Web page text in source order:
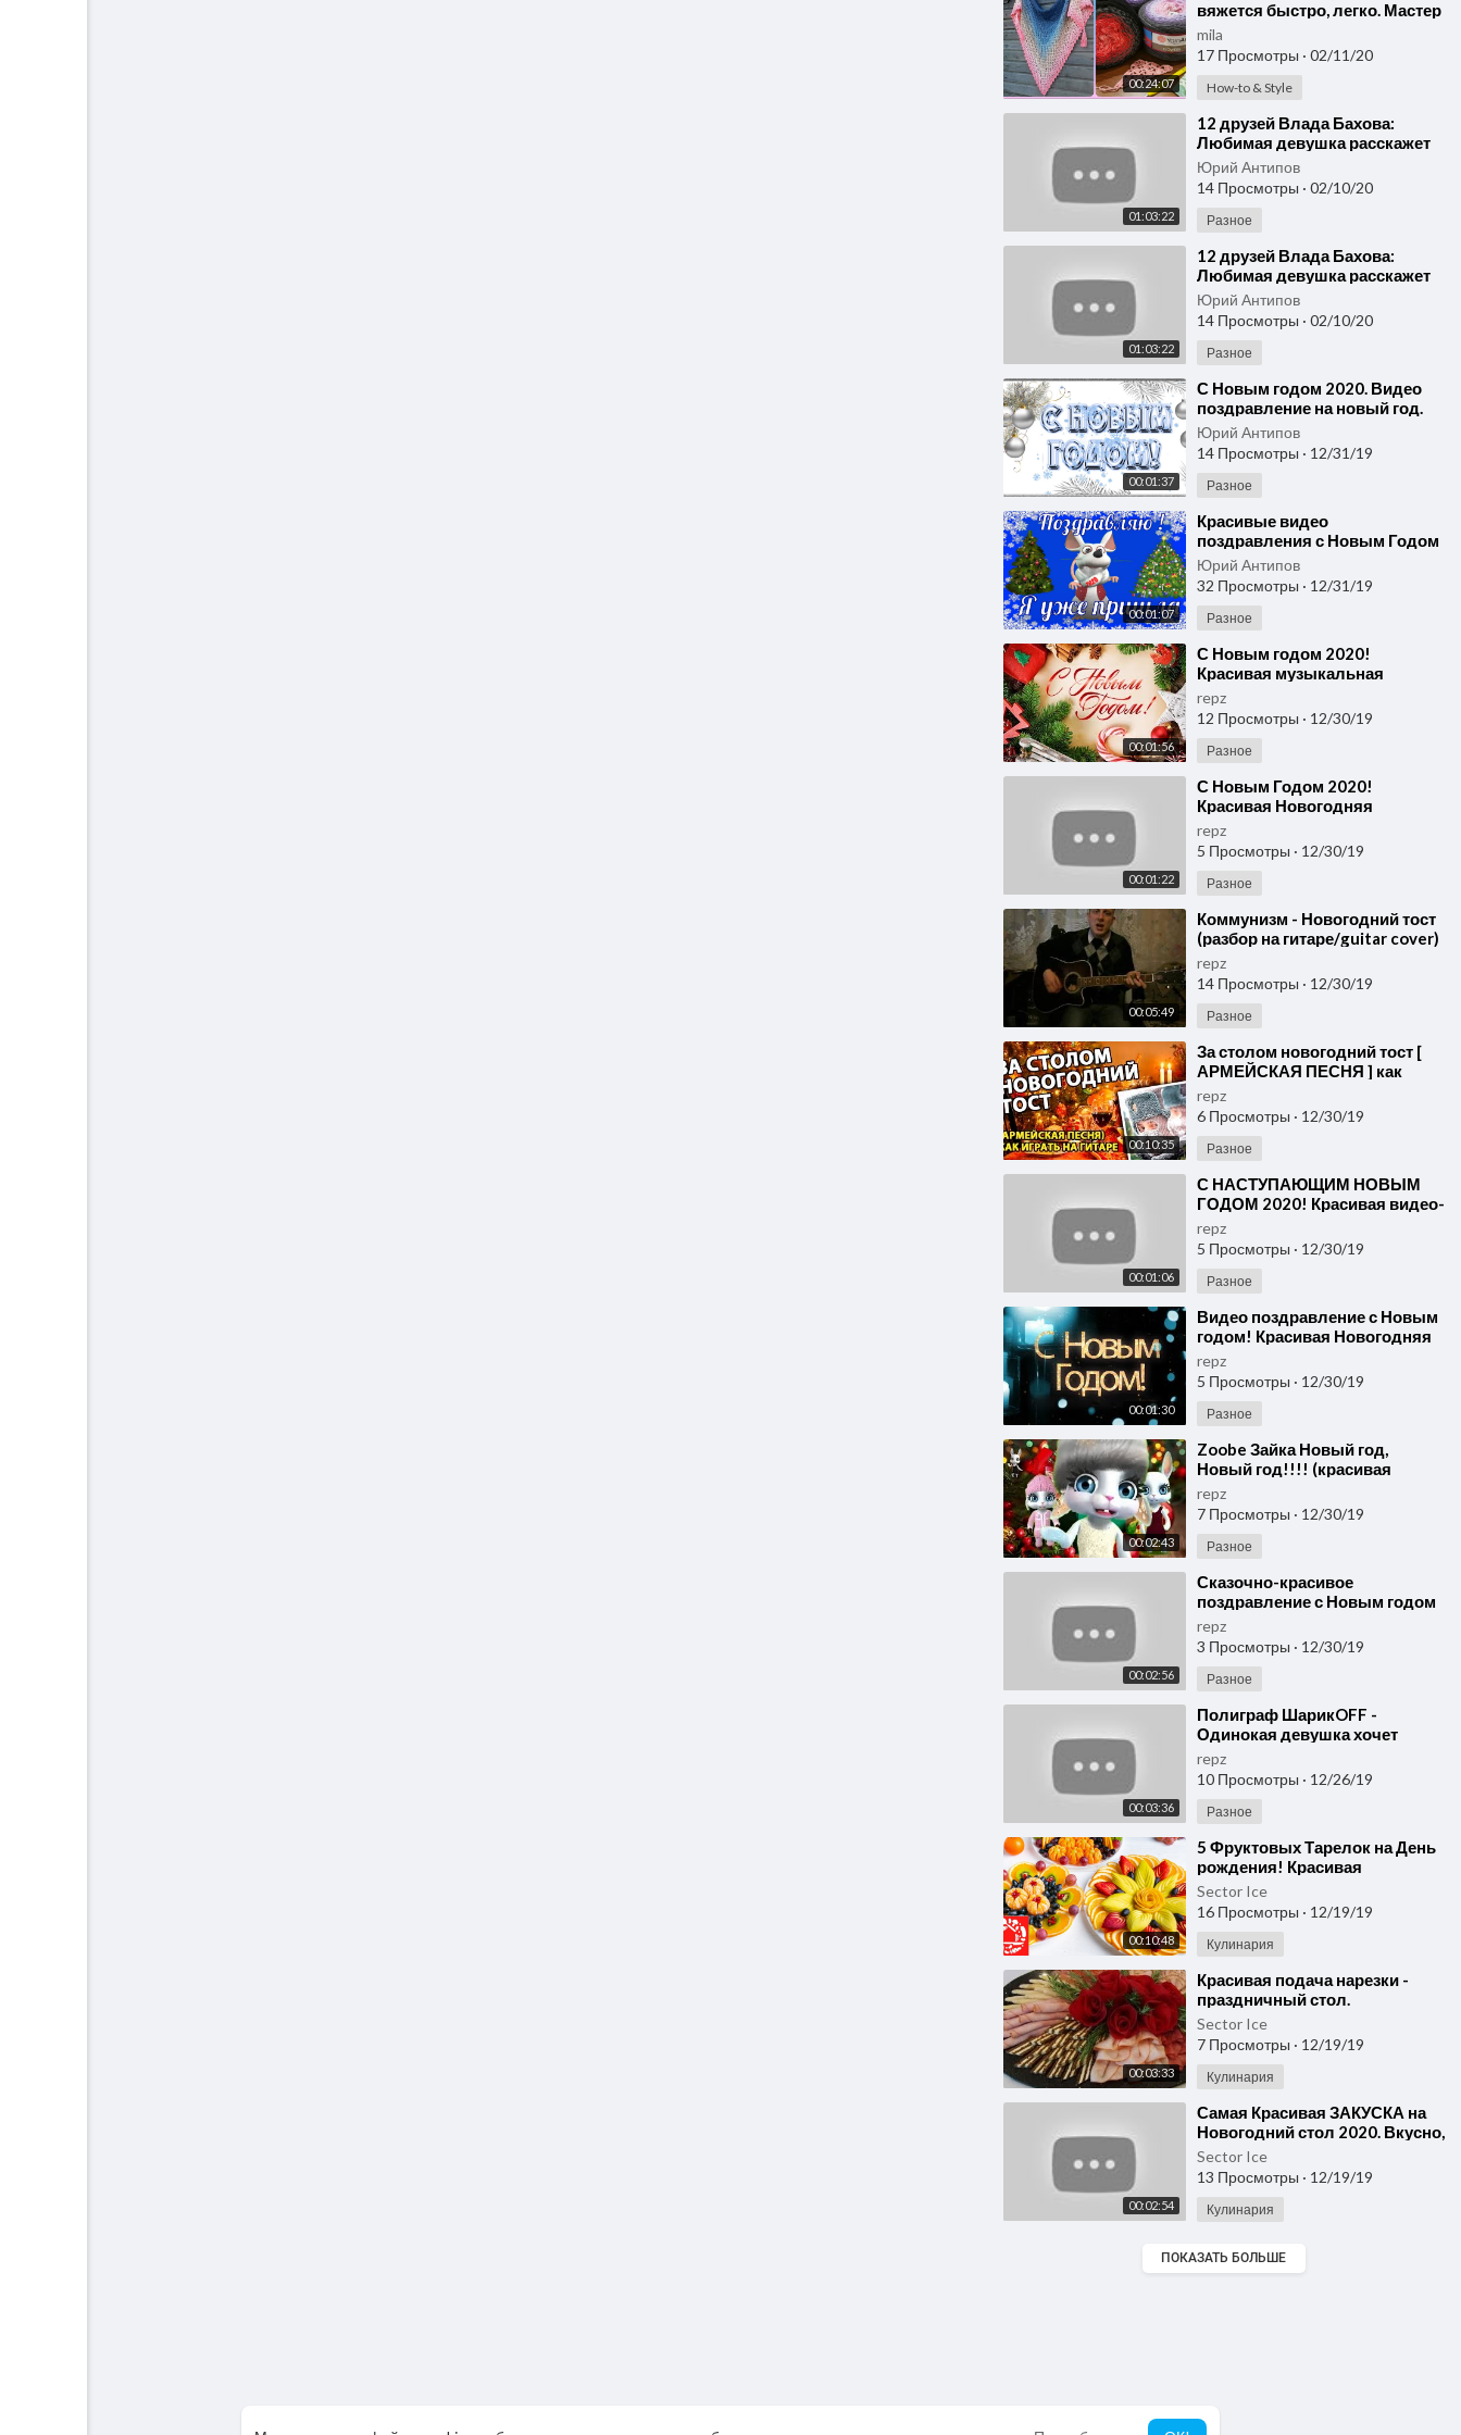
00:24:07
вяжется быстро, легко. Мастер
класс: вязание крючком для
начинающих. Схема
mila
17 Просмотры · 02/11/20
How-to & Style
01:03:22
⁣12 друзей Влада Бахова:
Любимая девушка расскажет
всё! Андрей Малахов. Прямой
эфир от 20.01.20
Юрий Антипов
14 Просмотры · 02/10/20
Разное
01:03:22
⁣12 друзей Влада Бахова:
Любимая девушка расскажет
всё! Андрей Малахов. Прямой
эфир от 20.01.20
Юрий Антипов
14 Просмотры · 02/10/20
Разное
00:01:37
⁣С Новым годом 2020. Видео
поздравление на новый год.
Красивая видео открытка
Юрий Антипов
14 Просмотры · 12/31/19
Разное
00:01:07
⁣Красивые видео
поздравления с Новым Годом
2020 красивая видео открытка
на 2020 год
Юрий Антипов
32 Просмотры · 12/31/19
Разное
00:01:56
⁣С Новым годом 2020!
Красивая музыкальная
новогодняя открытка
repz
12 Просмотры · 12/30/19
Разное
00:01:22
⁣С Новым Годом 2020!
Красивая Новогодняя
Открытка! Год белой Крысы!
repz
5 Просмотры · 12/30/19
Разное
00:05:49
⁣Коммунизм - Новогодний тост
(разбор на гитаре/guitar cover)
repz
14 Просмотры · 12/30/19
Разное
00:10:35
⁣За столом новогодний тост [
АРМЕЙСКАЯ ПЕСНЯ ] как
играть на гитаре
repz
6 Просмотры · 12/30/19
Разное
00:01:06
⁣С НАСТУПАЮЩИМ НОВЫМ
ГОДОМ 2020! Красивая видео-
открытка
repz
5 Просмотры · 12/30/19
Разное
00:01:30
⁣Видео поздравление с Новым
годом! Красивая Новогодняя
видео открытка на Новый год
2020!
repz
5 Просмотры · 12/30/19
Разное
00:02:43
⁣Zoobe Зайка Новый год,
Новый год!!!! (красивая
песня-поздравление С Новым
Годом)
repz
7 Просмотры · 12/30/19
Разное
00:02:56
⁣Сказочно-красивое
поздравление с Новым годом
2020! Красивая новогодняя
песня!
repz
3 Просмотры · 12/30/19
Разное
00:03:36
⁣Полиграф ШарикOFF -
Одинокая девушка хочет
сальса (ПРЕМЬЕРА)
repz
10 Просмотры · 12/26/19
Разное
00:10:48
⁣5 Фруктовых Тарелок на День
рождения! Красивая
Фруктовая Нарезка на
Праздничный стол! Ножи
Самура
Sector Ice
16 Просмотры · 12/19/19
Кулинария
00:03:33
⁣Красивая подача нарезки -
праздничный стол.
Sector Ice
7 Просмотры · 12/19/19
Кулинария
00:02:54
⁣Самая Красивая ЗАКУСКА на
Новогодний стол 2020. Вкусно,
Быстро и Просто. Новогоднее
Меню
Sector Ice
13 Просмотры · 12/19/19
Кулинария
ПОКАЗАТЬ БОЛЬШЕ